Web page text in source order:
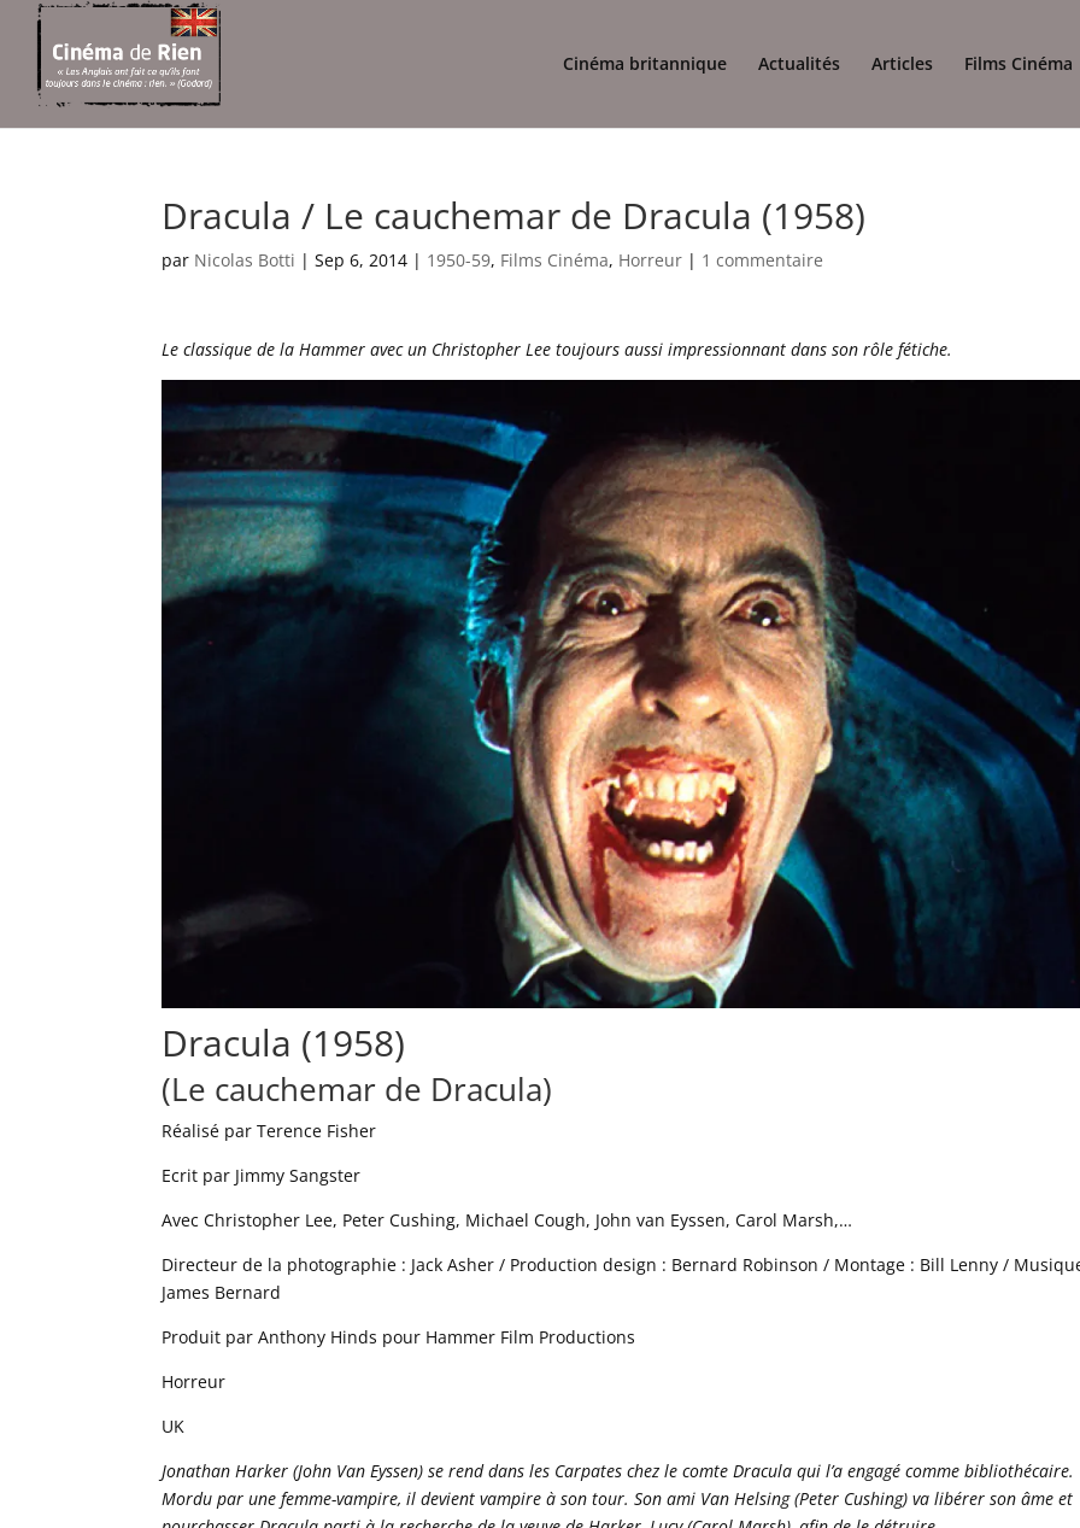
Cinéma britannique Actualités Articles Films Cinéma
Dracula / Le cauchemar de Dracula (1958)
par Nicolas Botti |Sep 6, 2014 | 1950-59, Films Cinéma, Horreur | 1 commentaire
Le classique de la Hammer avec un Christopher Lee toujours aussi impressionnant dans son rôle fétiche.
Dracula (1958)
(Le cauchemar de Dracula)
Réalisé par Terence Fisher
Ecrit par Jimmy Sangster
Avec Christopher Lee, Peter Cushing, Michael Cough, John van Eyssen, Carol Marsh,…
Directeur de la photographie : Jack Asher / Production design : Bernard Robinson / Montage : Bill Lenny /
James Bernard
Produit par Anthony Hinds pour Hammer Film Productions
Horreur
UK
Jonathan Harker (John Van Eyssen) se rend dans les Carpates chez le comte Dracula qui l’a engagé comme bibliothécaire.
Mordu par une femme-vampire, il devient vampire à son tour. Son ami Van Helsing (Peter Cushing) va libérer son âme et